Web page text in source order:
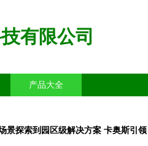
有限公司
产品大全
景探索到园区级解决方案 卡奥斯引领